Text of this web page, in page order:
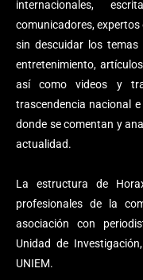
internacionales,
comunicadores, expertos
sin descuidar los temas
entretenimiento,
así como videos y
trascendencia nacional
donde se comentan y
actualidad.
La estructura de
profesionales de la
asociación con
Unidad de
UNIEM.